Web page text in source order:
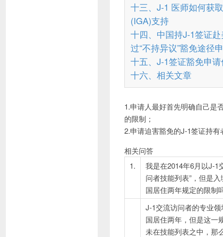
十三、J-1 医师如何获
(IGA)支持
十四、中国持J-1签证
过“不持异议”豁免途径
十五、J-1签证豁免申
十六、相关文章
1.申请人最好首先明确自己是
的限制；
2.申请迫害豁免的J-1签证持
相关问答
1.
我是在2014年6月以J-1
问者技能列表”，但是
国居住两年规定的限制
J-1交流访问者的专业
国居住两年，但是这一
未在技能列表之中，那